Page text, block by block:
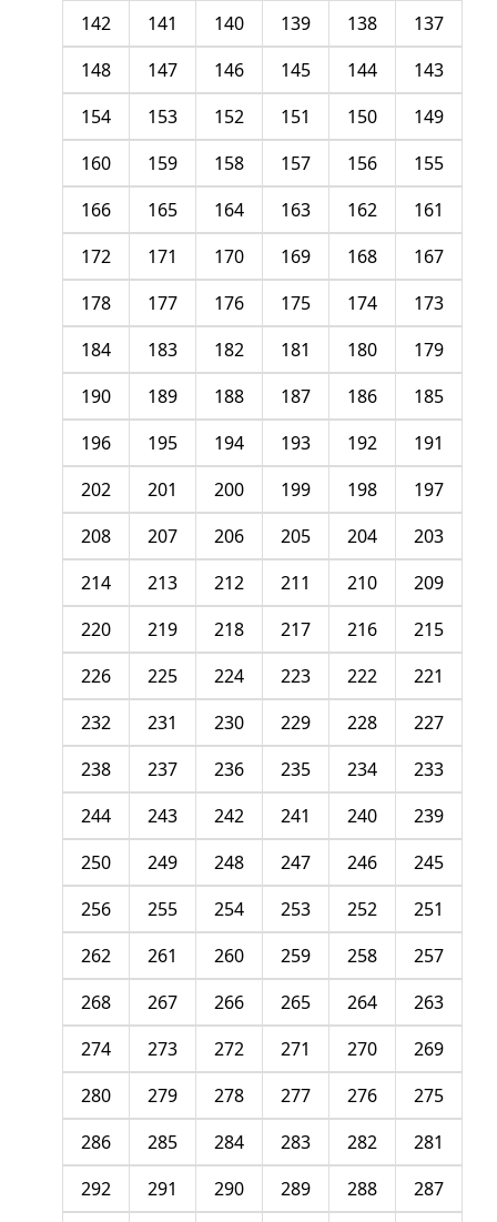
137
138
139
140
141
142
143
144
145
146
147
148
149
150
151
152
153
154
155
156
157
158
159
160
161
162
163
164
165
166
167
168
169
170
171
172
173
174
175
176
177
178
179
180
181
182
183
184
185
186
187
188
189
190
191
192
193
194
195
196
197
198
199
200
201
202
203
204
205
206
207
208
209
210
211
212
213
214
215
216
217
218
219
220
221
222
223
224
225
226
227
228
229
230
231
232
233
234
235
236
237
238
239
240
241
242
243
244
245
246
247
248
249
250
251
252
253
254
255
256
257
258
259
260
261
262
263
264
265
266
267
268
269
270
271
272
273
274
275
276
277
278
279
280
281
282
283
284
285
286
287
288
289
290
291
292